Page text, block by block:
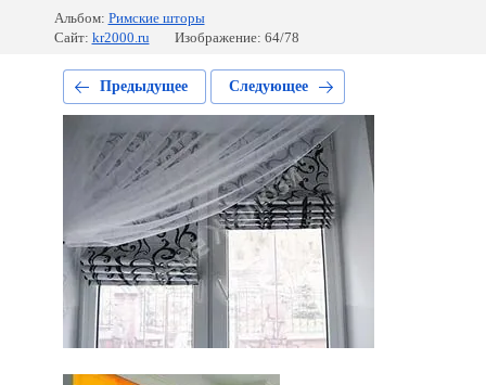
Альбом: Римские шторы
Сайт: kr2000.ru Изображение: 64/78
Предыдущее Следующее